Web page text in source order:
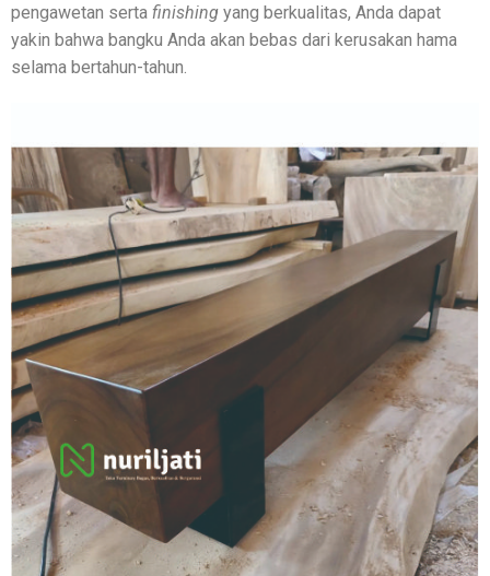
pengawetan serta finishing yang berkualitas, Anda dapat
yakin bahwa bangku Anda akan bebas dari kerusakan hama
selama bertahun-tahun.